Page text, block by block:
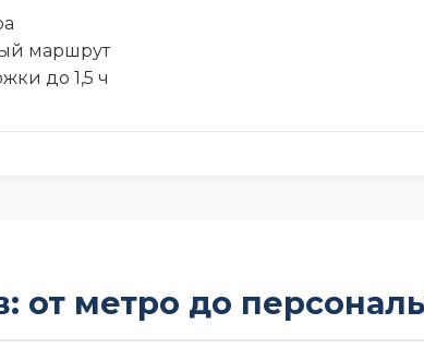
маршрут
до 1,5 ч
от метро до